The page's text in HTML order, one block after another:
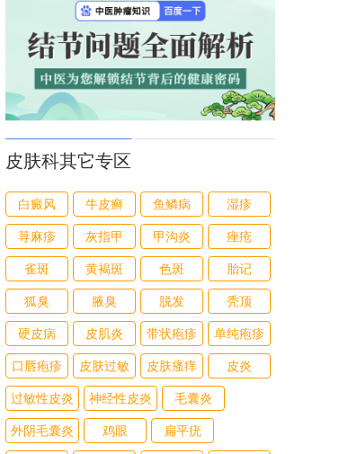
皮肤科其它专区
白癜风 牛皮癣 鱼鳞病 湿疹
荨麻疹 灰指甲 甲沟炎 痤疮
雀斑 黄褐斑 色斑 胎记
狐臭 腋臭 脱发 秃顶
硬皮病 皮肌炎 带状疱疹 单纯疱疹
口唇疱疹 皮肤过敏 皮肤瘙痒 皮炎
过敏性皮炎 神经性皮炎 毛囊炎
外阴毛囊炎 鸡眼 扁平疣